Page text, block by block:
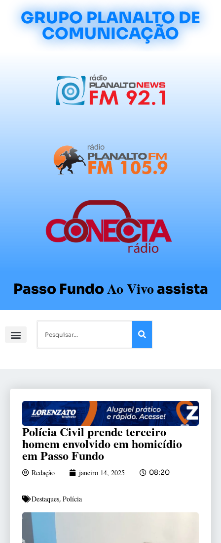
GRUPO PLANALTO DE
COMUNICAÇÃO
Passo FundoAo Vivoassista
Polícia Civil prende terceiro
homem envolvido em homicídio
em Passo Fundo
Redação janeiro 14, 2025 08:20
Destaques, Polícia